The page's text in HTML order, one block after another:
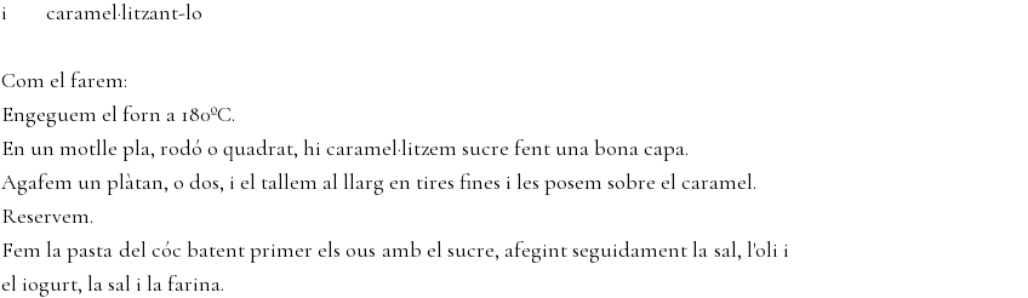
i caramel·litzant-lo
Com el farem:
Engeguem el forn a 180ºC.
En un motlle pla, rodó o quadrat, hi caramel·litzem sucre fent una bona capa.
Agafem un plàtan, o dos, i el tallem al llarg en tires fines i les posem sobre el caramel.
Reservem.
Fem la pasta del cóc batent primer els ous amb el sucre, afegint seguidament la sal, l'oli i
el iogurt, la sal i la farina.